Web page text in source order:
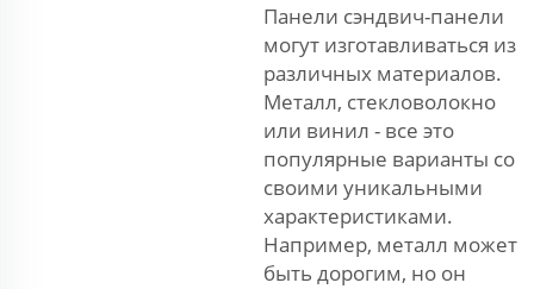
Панели сэндвич-панели
могут изготавливаться из
различных материалов.
Металл, стекловолокно
или винил - все это
популярные варианты со
своими уникальными
характеристиками.
Например, металл может
быть дорогим, но он